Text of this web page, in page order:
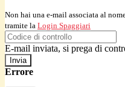
Non hai una e-mail associata al
tramite la Login Spaggiari
E-mail inviata, si prega di
Errore